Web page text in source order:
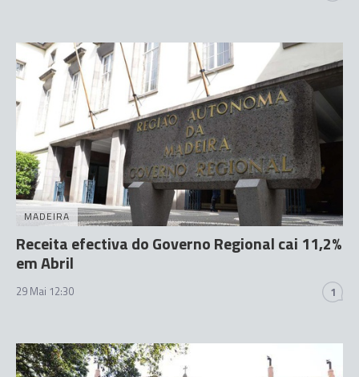
MADEIRA
Receita efectiva do Governo Regional cai 11,2%
em Abril
29 Mai 12:30 1